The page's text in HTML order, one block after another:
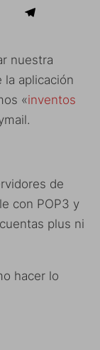
nuestra
la aplicación
«inventos
de
con POP3 y
plus ni
hacer lo